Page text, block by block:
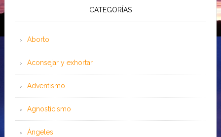
CATEGORÍAS
Aborto
Aconsejar y exhortar
Adventismo
Agnosticismo
Ángeles